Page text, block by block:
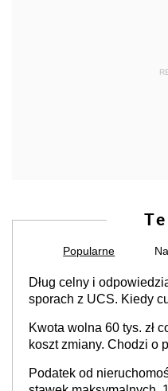
Popularne
Dług celny i
sporach z UCS. Kiedy
Kwota wolna 60 tys. zł
koszt zmiany. Chodzi o
Podatek od